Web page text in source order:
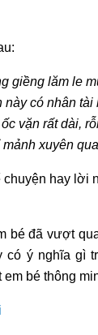
giềng lăm le
có nhân tài
vặn rất dài,
xuyên
hay lời
bé đã vượt
có ý nghĩa gì
em bé thông